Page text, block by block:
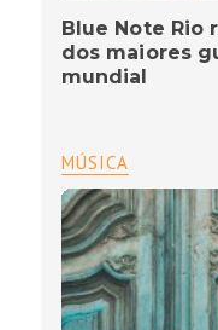
Blue Note Rio
dos maiores
mundial
MÚSICA